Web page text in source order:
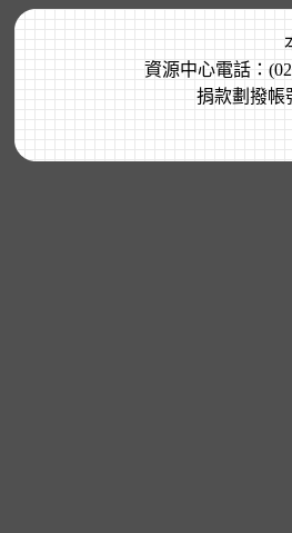
資源中心電話：
捐款劃撥帳